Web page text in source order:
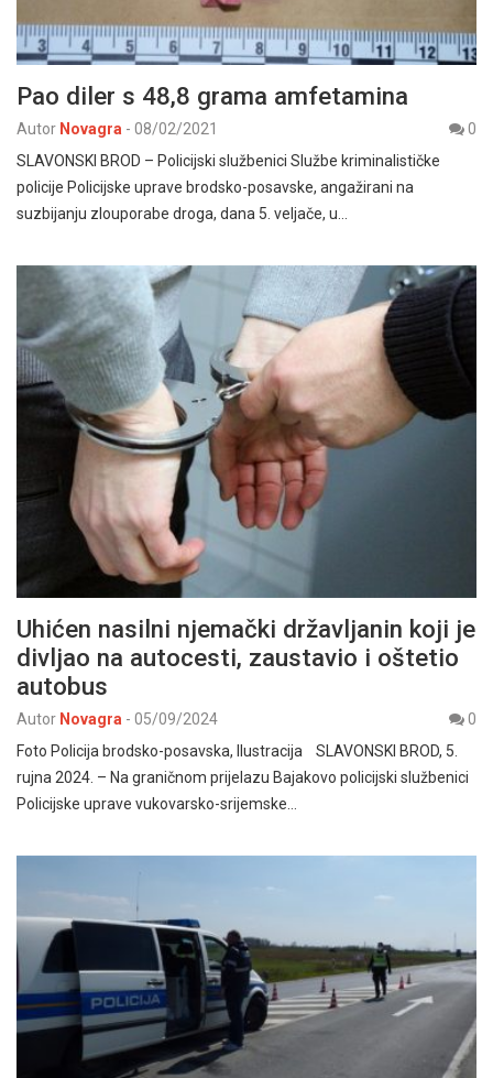
Pao diler s 48,8 grama amfetamina
Autor Novagra - 08/02/2021
0
SLAVONSKI BROD – Policijski službenici Službe kriminalističke
policije Policijske uprave brodsko-posavske, angažirani na
suzbijanju zlouporabe droga, dana 5. veljače, u…
Uhićen nasilni njemački državljanin koji je
divljao na autocesti, zaustavio i oštetio
autobus
Autor Novagra - 05/09/2024
0
Foto Policija brodsko-posavska, Ilustracija SLAVONSKI BROD, 5.
rujna 2024. – Na graničnom prijelazu Bajakovo policijski službenici
Policijske uprave vukovarsko-srijemske…